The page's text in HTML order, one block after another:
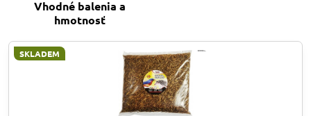
Vhodné balenia a
hmotnosť
SKLADEM